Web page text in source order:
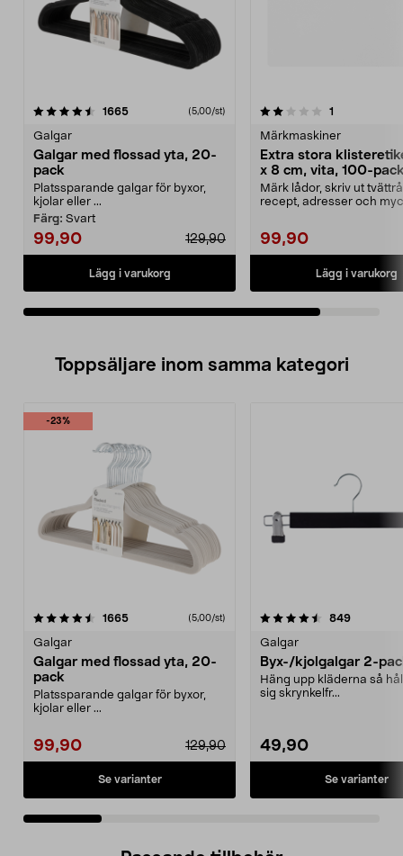
1665recensioner (5,00/st)
Galgar
Galgar med flossad yta, 20-
pack
Platssparande galgar för byxor,
kjolar eller ...
Färg: Svart
129,90
99,90
Lägg i varukorg
2.0av 5 stjärnor 1
Märkmaskiner
Extra stora
x 8 cm, vita, 100-
Märk lådor, skriv ut
recept, adresser och
99,90
Lägg i varukorg
Toppsäljare inom samma kategori
-23%
1665recensioner (5,00/st)
Galgar
Galgar med flossad yta, 20-
pack
Platssparande galgar för byxor,
kjolar eller ...
99,90 129,90
Se varianter
4.5 av 5 stjärnor 849
Galgar
Byx-/kjolgalgar 2-
Häng upp kläderna så
sig skrynkelfr...
49,90
Se varianter
4.5 av 5 stjärnor